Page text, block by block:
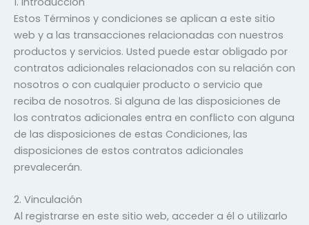
Estos Términos y condiciones se aplican a este sitio
web y a las transacciones relacionadas con nuestros
productos y servicios. Usted puede estar obligado por
contratos adicionales relacionados con su relación con
nosotros o con cualquier producto o servicio que
reciba de nosotros. Si alguna de las disposiciones de
los contratos adicionales entra en conflicto con alguna
de las disposiciones de estas Condiciones, las
disposiciones de estos contratos adicionales
prevalecerán.
2. Vinculación
Al registrarse en este sitio web, acceder a él o utilizarlo